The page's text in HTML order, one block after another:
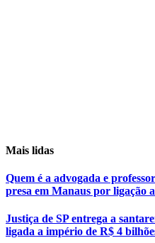
Mais lidas
Quem é a advogada e
presa em Manaus por ligação
Justiça de SP entrega a
ligada a império de R$ 4